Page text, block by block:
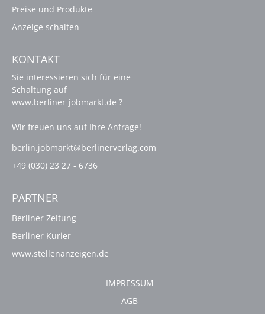
Preise und Produkte
Anzeige schalten
KONTAKT
Sie interessieren sich für eine
Schaltung auf
www.berliner-jobmarkt.de ?
Wir freuen uns auf Ihre Anfrage!
berlin.jobmarkt@berlinerverlag.com
+49 (030) 23 27 - 6736
PARTNER
Berliner Zeitung
Berliner Kurier
www.stellenanzeigen.de
IMPRESSUM
AGB